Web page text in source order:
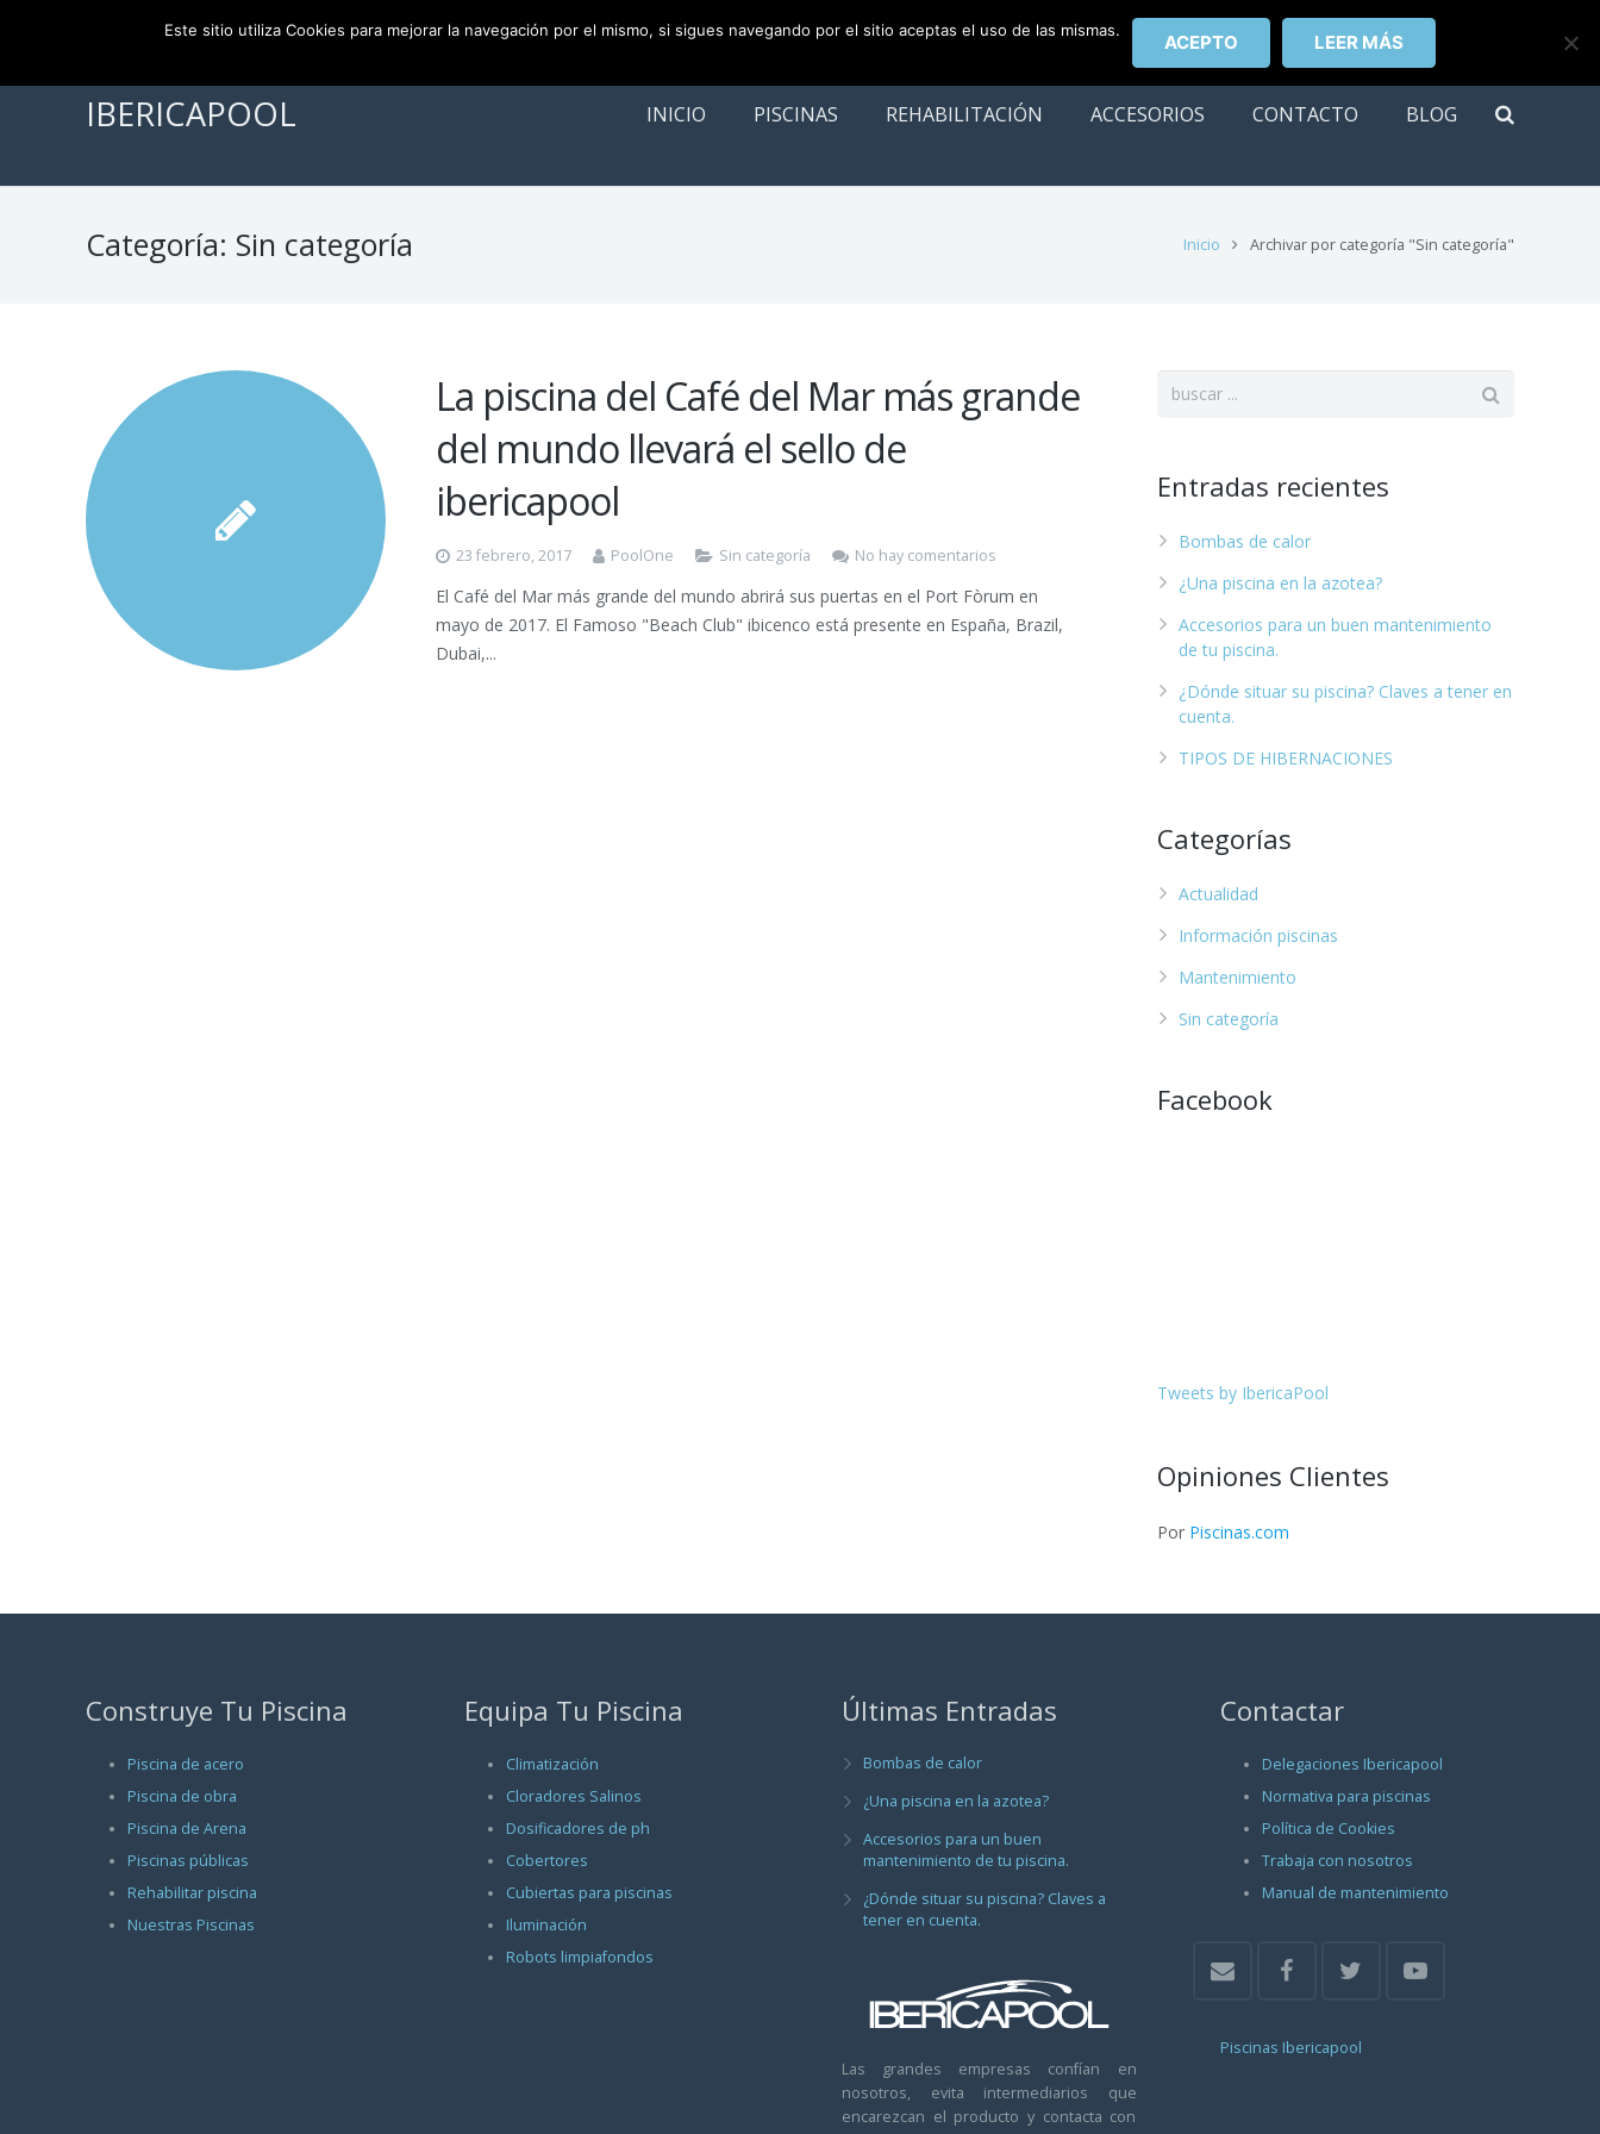
956 111 386 info@ibericapool.com
IBERICAPOOL INICIO PISCINAS REHABILITACIÓN ACCESORIOS CONTACTO BLOG
Categoría: Sin categoría Inicio Archivar por categoría "Sin categoría"
La piscina del Café del Mar más grande
del mundo llevará el sello de
ibericapool
23 febrero, 2017 PoolOne Sin categoría No hay comentarios
El Café del Mar más grande del mundo abrirá sus puertas en el Port Fòrum en
mayo de 2017. El Famoso "Beach Club" ibicenco está presente en España, Brazil,
Dubai,...
Entradas recientes
Bombas de calor
¿Una piscina en la azotea?
Accesorios para un buen mantenimiento
de tu piscina.
¿Dónde situar su piscina? Claves a tener en
cuenta.
TIPOS DE HIBERNACIONES
Categorías
Actualidad
Información piscinas
Mantenimiento
Sin categoría
Facebook
Tweets by IbericaPool
Opiniones Clientes
Por Piscinas.com
Construye Tu Piscina
Piscina de acero
Piscina de obra
Piscina de Arena
Piscinas públicas
Rehabilitar piscina
Nuestras Piscinas
Equipa Tu Piscina
Climatización
Cloradores Salinos
Dosificadores de ph
Cobertores
Cubiertas para piscinas
Iluminación
Robots limpiafondos
Últimas Entradas
Bombas de calor
¿Una piscina en la azotea?
Accesorios para un buen
mantenimiento de tu piscina.
¿Dónde situar su piscina? Claves a
tener en cuenta.
Las grandes empresas confían en
nosotros, evita intermediarios que
encarezcan el producto y contacta con
Contactar
Delegaciones Ibericapool
Normativa para piscinas
Política de Cookies
Trabaja con nosotros
Manual de mantenimiento
Piscinas Ibericapool
Este sitio utiliza Cookies para mejorar la navegación por el mismo, si sigues navegando por el sitio aceptas el uso de las mismas.
ACEPTO LEER MÁS